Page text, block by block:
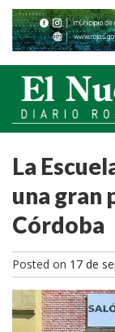
La
una gran
Córdoba
Posted on 17 de